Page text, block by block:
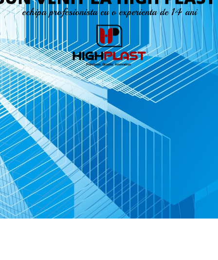
echipa profesionista cu o experienta de 14 ani